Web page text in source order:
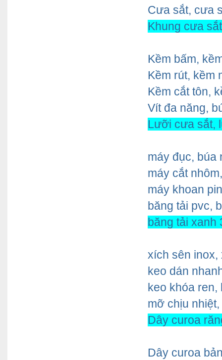
Cưa sắt, cưa
Khung cưa
Kềm bấm,
Kềm rút, kềm
Kềm cắt tôn,
Vít đa năng,
Lưỡi cưa sắt,
máy đục, búa
máy cắt
máy khoan
băng tải pvc,
băng tải xanh
xích sên inox,
keo dán
keo khóa
mỡ chịu
Dây curoa
Dây curoa